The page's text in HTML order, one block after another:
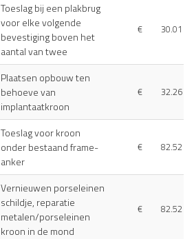
Toeslag bij een plakbrug
voor elke volgende
bevestiging boven het
aantal van twee
€ 30.01
Plaatsen opbouw ten
behoeve van
implantaatkroon
€ 32.26
Toeslag voor kroon
onder bestaand frame-
anker
€ 82.52
Vernieuwen porseleinen
schildje, reparatie
metalen/porseleinen
kroon in de mond
€ 82.52